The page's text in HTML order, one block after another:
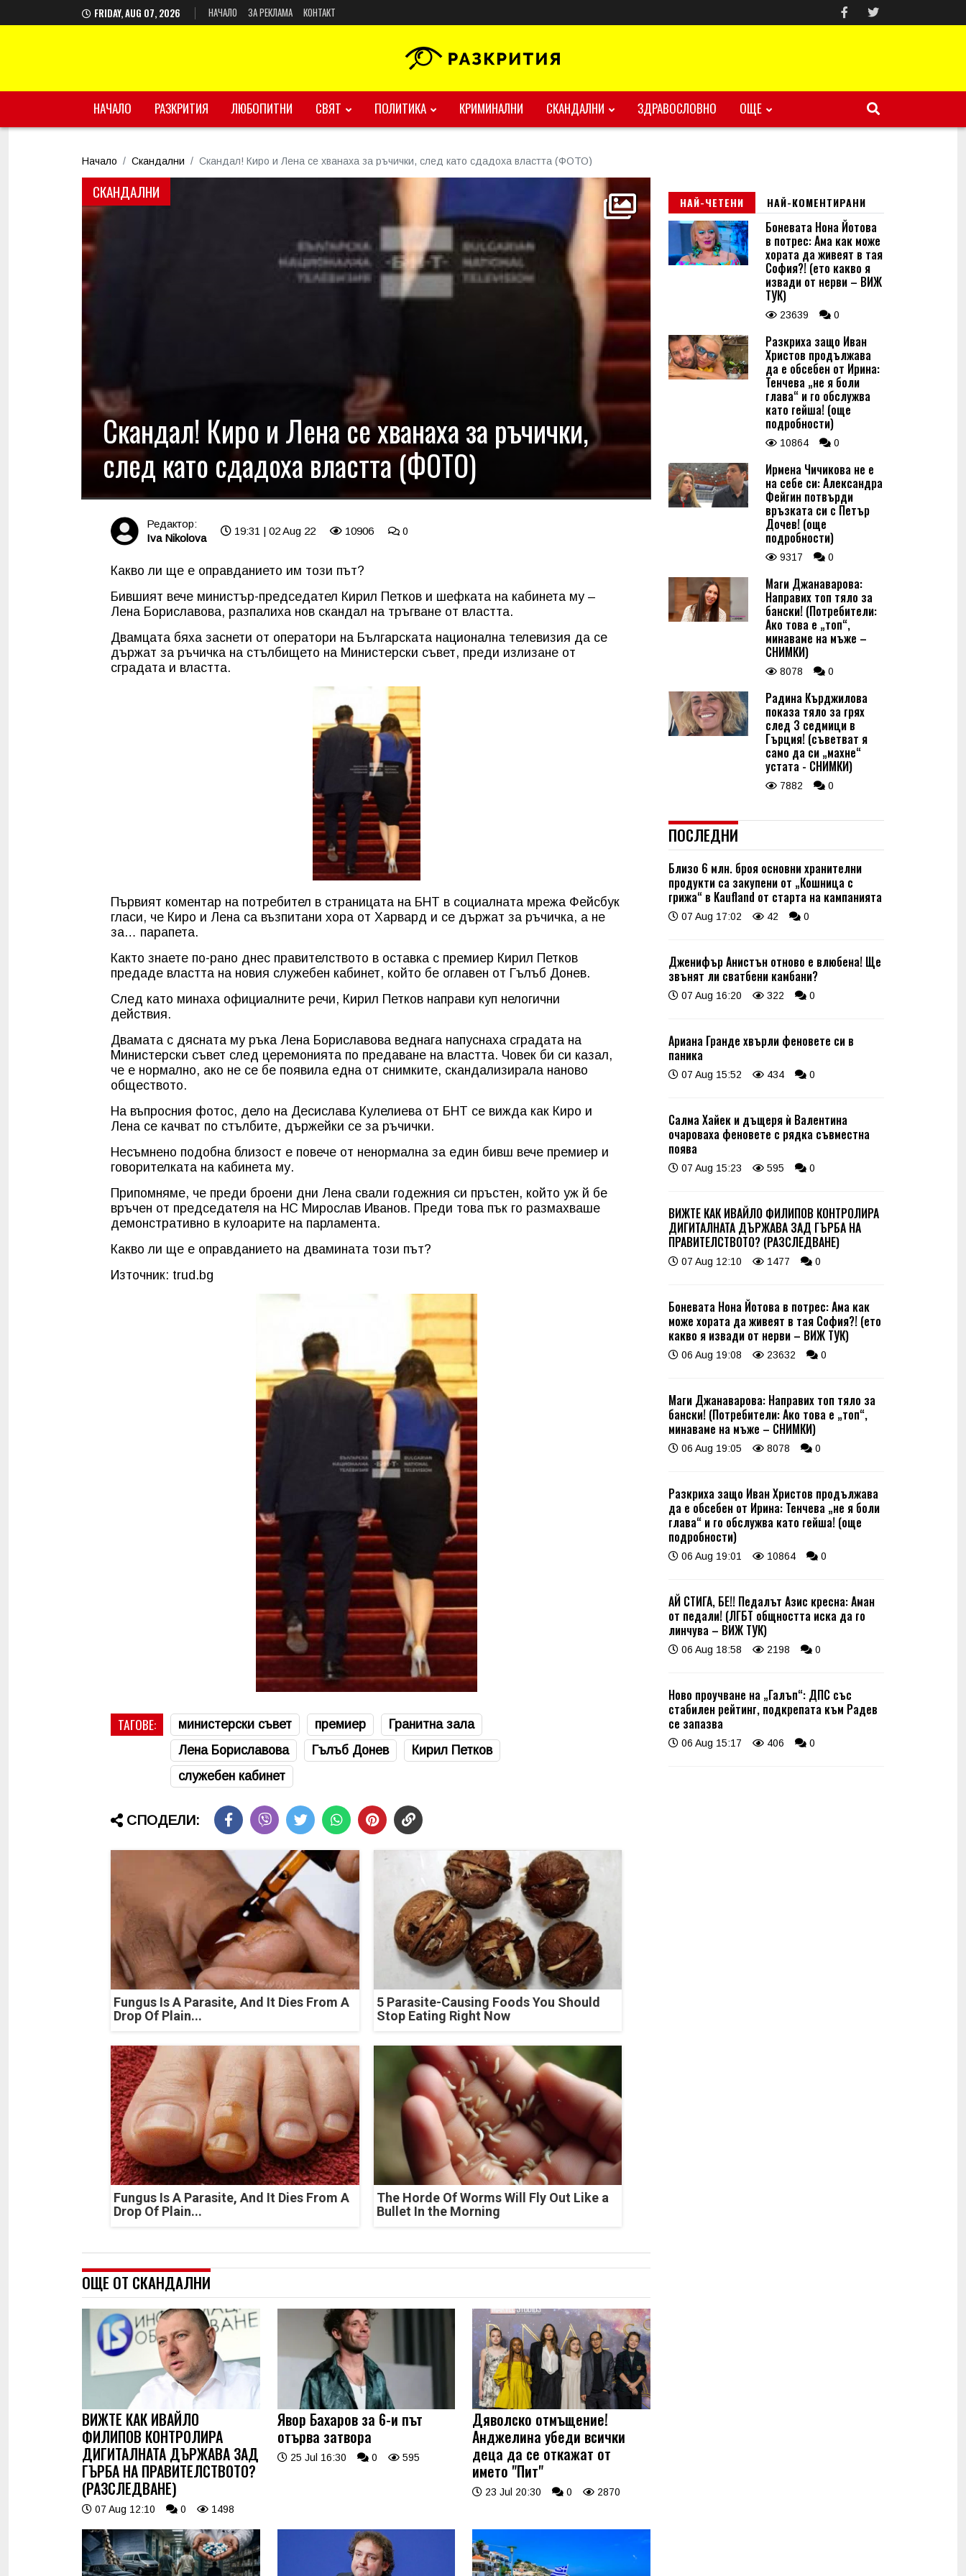
FRIDAY, AUG 07, 2026 НАЧАЛО ЗА РЕКЛАМА КОНТАКТ
НАЧАЛО РАЗКРИТИЯ ЛЮБОПИТНИ СВЯТ ПОЛИТИКА КРИМИНАЛНИ СКАНДАЛНИ ЗДРАВОСЛОВНО ОЩЕ
Начало Скандални Скандал! Киро и Лена се хванаха за ръчички, след като сдадоха властта (ФОТО)
СКАНДАЛНИ
Скандал! Киро и Лена се хванаха за ръчички,
след като сдадоха властта (ФОТО)
Редактор:
Iva Nikolova
19:31 | 02 Aug 22 10906 0
Какво ли ще е оправданието им този път?
Бившият вече министър-председател Кирил Петков и шефката на кабинета му –
Лена Бориславова, разпалиха нов скандал на тръгване от властта.
Двамцата бяха заснети от оператори на Българската национална телевизия да се
държат за ръчичка на стълбището на Министерски съвет, преди излизане от
сградата и властта.
Първият коментар на потребител в страницата на БНТ в социалната мрежа Фейсбук
гласи, че Киро и Лена са възпитани хора от Харвард и се държат за ръчичка, а не
за… парапета.
Както знаете по-рано днес правителството в оставка с премиер Кирил Петков
предаде властта на новия служебен кабинет, който бе оглавен от Гълъб Донев.
След като минаха официалните речи, Кирил Петков направи куп нелогични
действия.
Двамата с дясната му ръка Лена Бориславова веднага напуснаха сградата на
Министерски съвет след церемонията по предаване на властта. Човек би си казал,
че е нормално, ако не се бе появила една от снимките, скандализирала наново
обществото.
На въпросния фотос, дело на Десислава Кулелиева от БНТ се вижда как Киро и
Лена се качват по стълбите, държейки се за ръчички.
Несъмнено подобна близост е повече от ненормална за един бивш вече премиер и
говорителката на кабинета му.
Припомняме, че преди броени дни Лена свали годежния си пръстен, който уж й бе
връчен от председателя на НС Мирослав Иванов. Преди това пък го размахваше
демонстративно в кулоарите на парламента.
Какво ли ще е оправданието на двамината този път?
Източник: trud.bg
ТАГОВЕ: министерски съвет премиер
Гранитна зала
Лена Бориславова
Гълъб Донев
Кирил Петков
служебен кабинет
СПОДЕЛИ:
Fungus Is A Parasite, And It Dies From A
Drop Of Plain...
5 Parasite-Causing Foods You Should
Stop Eating Right Now
Fungus Is A Parasite, And It Dies From A
Drop Of Plain...
The Horde Of Worms Will Fly Out Like a
Bullet In the Morning
ОЩЕ ОТ СКАНДАЛНИ
ВИЖТЕ КАК ИВАЙЛО
ФИЛИПОВ КОНТРОЛИРА
ДИГИТАЛНАТА ДЪРЖАВА ЗАД
ГЪРБА НА ПРАВИТЕЛСТВОТО?
(РАЗСЛЕДВАНЕ)
07 Aug 12:10 0 1498
Явор Бахаров за 6-и път
отърва затвора
25 Jul 16:30 0 595
Дяволско отмъщение!
Анджелина убеди всички
деца да се откажат от
името "Пит"
23 Jul 20:30 0 2870
НАЙ-ЧЕТЕНИ НАЙ-КОМЕНТИРАНИ
Боневата Нона Йотова
в потрес: Ама как може
хората да живеят в тая
София?! (ето какво я
извади от нерви – ВИЖ
ТУК)
23639 0
Разкриха защо Иван
Христов продължава
да е обсебен от Ирина:
Тенчева „не я боли
глава“ и го обслужва
като гейша! (още
подробности)
10864 0
Ирмена Чичикова не е
на себе си: Александра
Фейгин потвърди
връзката си с Петър
Дочев! (още
подробности)
9317 0
Маги Джанаварова:
Направих топ тяло за
бански! (Потребители:
Ако това е „топ“,
минаваме на мъже –
СНИМКИ)
8078 0
Радина Кърджилова
показа тяло за грях
след 3 седмици в
Гърция! (съветват я
само да си „махне“
устата - СНИМКИ)
7882 0
ПОСЛЕДНИ
Близо 6 млн. броя основни хранителни
продукти са закупени от „Кошница с
грижа“ в Kaufland от старта на кампанията
07 Aug 17:02 42 0
Дженифър Анистън отново е влюбена! Ще
звънят ли сватбени камбани?
07 Aug 16:20 322 0
Ариана Гранде хвърли феновете си в
паника
07 Aug 15:52 434 0
Салма Хайек и дъщеря ѝ Валентина
очароваха феновете с рядка съвместна
поява
07 Aug 15:23 595 0
ВИЖТЕ КАК ИВАЙЛО ФИЛИПОВ КОНТРОЛИРА
ДИГИТАЛНАТА ДЪРЖАВА ЗАД ГЪРБА НА
ПРАВИТЕЛСТВОТО? (РАЗСЛЕДВАНЕ)
07 Aug 12:10 1477 0
Боневата Нона Йотова в потрес: Ама как
може хората да живеят в тая София?! (ето
какво я извади от нерви – ВИЖ ТУК)
06 Aug 19:08 23632 0
Маги Джанаварова: Направих топ тяло за
бански! (Потребители: Ако това е „топ“,
минаваме на мъже – СНИМКИ)
06 Aug 19:05 8078 0
Разкриха защо Иван Христов продължава
да е обсебен от Ирина: Тенчева „не я боли
глава“ и го обслужва като гейша! (още
подробности)
06 Aug 19:01 10864 0
АЙ СТИГА, БЕ!! Педалът Азис кресна: Аман
от педали! (ЛГБТ общността иска да го
линчува – ВИЖ ТУК)
06 Aug 18:58 2198 0
Ново проучване на „Галъп“: ДПС със
стабилен рейтинг, подкрепата към Радев
се запазва
06 Aug 15:17 406 0